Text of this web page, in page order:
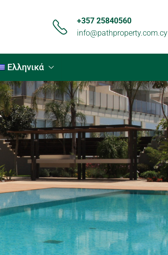
+357 25840560
info@pathproperty.com.cy
Ελληνικά